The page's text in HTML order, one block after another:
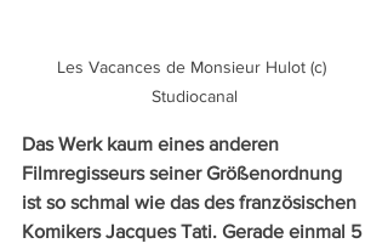
Les Vacances de Monsieur Hulot (c)
Studiocanal
Das Werk kaum eines anderen
Filmregisseurs seiner Größenordnung
ist so schmal wie das des französischen
Komikers Jacques Tati. Gerade einmal 5